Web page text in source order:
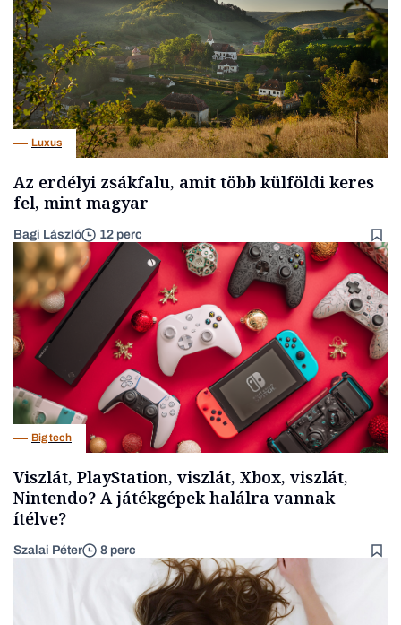
Luxus
Az erdélyi zsákfalu, amit több külföldi keres
fel, mint magyar
Bagi László 12 perc
Big tech
Viszlát, PlayStation, viszlát, Xbox, viszlát,
Nintendo? A játékgépek halálra vannak
ítélve?
Szalai Péter 8 perc